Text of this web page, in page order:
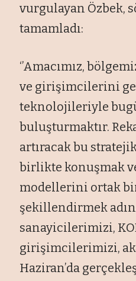
vurgulayan Özbek,
tamamladı:
‘’Amacımız,
ve girişimcilerini
teknolojileriyle
buluşturmaktır.
artıracak bu
birlikte konuşmak
modellerini ortak
şekillendirmek
sanayicilerimizi,
girişimcilerimizi,
Haziran’da